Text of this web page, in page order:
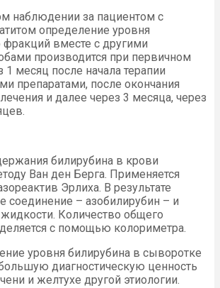
наблюдении за пациентом с
определение уровня
фракций вместе с другими
производится при первичном
1 месяц после начала терапии
препаратами, после окончания
и далее через 3 месяца, через
билирубина в крови
Ван ден Берга. Применяется
Эрлиха. В результате
соединение – азобилирубин – и
Количество общего
с помощью колориметра.
уровня билирубина в сыворотке
диагностическую ценность
и желтухе другой этиологии.